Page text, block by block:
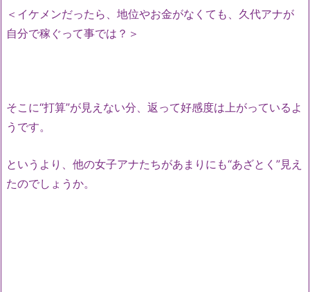
＜イケメンだったら、地位やお金がなくても、久代アナが
自分で稼ぐって事では？＞
そこに“打算”が見えない分、返って好感度は上がっているよ
うです。
というより、他の女子アナたちがあまりにも“あざとく”見え
たのでしょうか。